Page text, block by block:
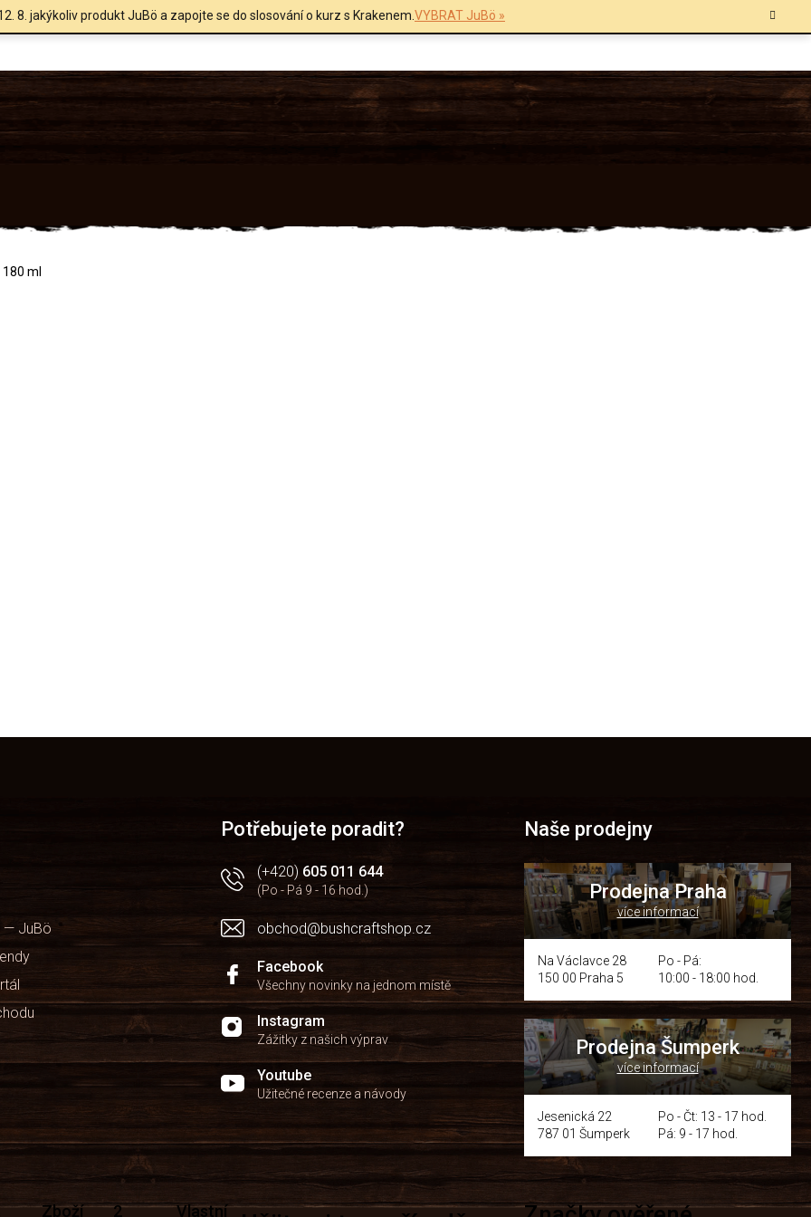
8. jakýkoliv produkt JuBö a zapojte se do slosování o kurz s Krakenem.VYBRAT JuBö »
180 ml
— JuBö
Potřebujete poradit?
(+420) 605 011 644
(Po - Pá 9 - 16 hod.)
obchod@bushcraftshop.cz
Facebook
Všechny novinky na jednom místě
Instagram
Zážitky z našich výprav
Youtube
Užitečné recenze a návody
Naše prodejny
Prodejna Praha
více informací
Na Václavce 28
150 00 Praha 5
Po - Pá:
10:00 - 18:00 hod.
Prodejna Šumperk
více informací
Jesenická 22
787 01 Šumperk
Po - Čt: 13 - 17 hod.
Pá: 9 - 17 hod.
Zboží
2
Vlastní